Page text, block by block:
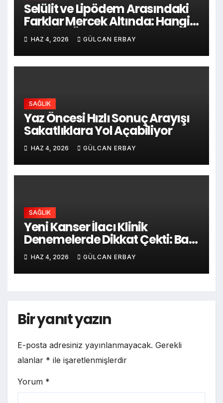
Selülit ve Lipödem Arasındaki
Farklar Mercek Altında: Hangi
Belirtiler Öne Çıkıyor?
HAZ 4, 2026 GÜLCAN ERBAY
SAĞLIK
Yaz Öncesi Hızlı Sonuç Arayışı
Sakatlıklara Yol Açabiliyor
HAZ 4, 2026 GÜLCAN ERBAY
SAĞLIK
Yeni Kanser İlacı Klinik
Denemelerde Dikkat Çekti: Bazı
Hastalarda Tümörler Küçüldü
HAZ 4, 2026 GÜLCAN ERBAY
Bir yanıt yazın
E-posta adresiniz yayınlanmayacak. Gerekli
alanlar * ile işaretlenmişlerdir
Yorum *